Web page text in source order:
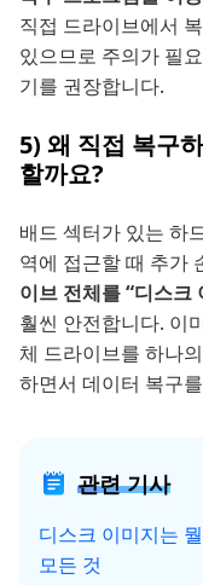
직접 드라이브에서
있으므로 주의가 필
기를 권장합니다.
5) 왜 직접 복구
할까요?
배드 섹터가 있는 하
역에 접근할 때 추가
이브 전체를 “디스크
훨씬 안전합니다. 이
체 드라이브를 하나
하면서 데이터 복구
관련 기사
디스크 이미지는
모든 것